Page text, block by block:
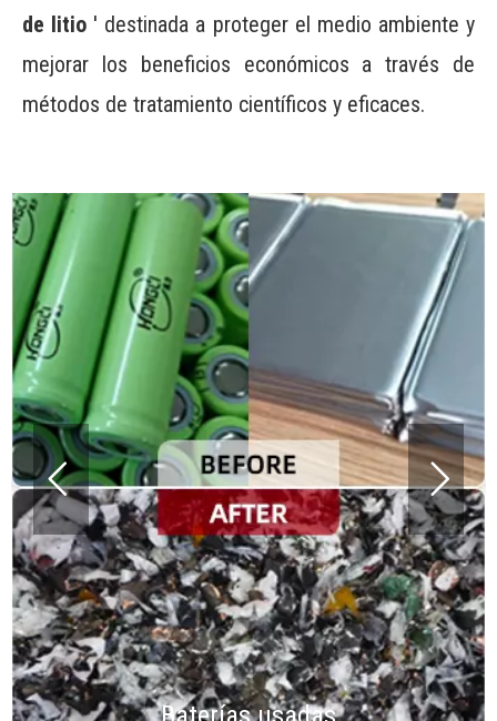
de litio ' destinada a proteger el medio ambiente y
mejorar los beneficios económicos a través de
métodos de tratamiento científicos y eficaces.